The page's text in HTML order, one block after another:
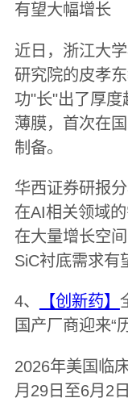
有望大幅增长
近日，浙江大
研究院的皮孝
功"长"出了厚
薄膜，首次在
制备。
华西证券研报
在AI相关领域
在大量增长空
SiC衬底需求有
4、 【创新药】
国产厂商迎来“
2026年美国临
月29日至6月2